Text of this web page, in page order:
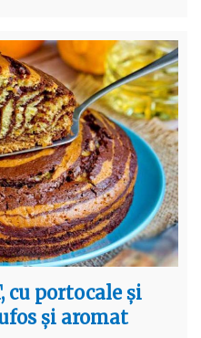
cu portocale și
și aromat